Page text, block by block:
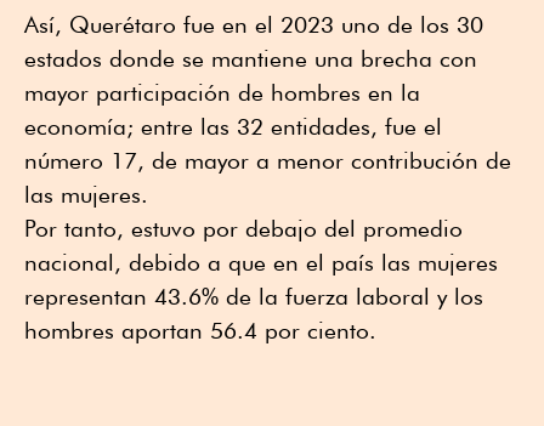
Así, Querétaro fue en el 2023 uno de los 30
estados donde se mantiene una brecha con
mayor participación de hombres en la
economía; entre las 32 entidades, fue el
número 17, de mayor a menor contribución de
las mujeres.
Por tanto, estuvo por debajo del promedio
nacional, debido a que en el país las mujeres
representan 43.6% de la fuerza laboral y los
hombres aportan 56.4 por ciento.